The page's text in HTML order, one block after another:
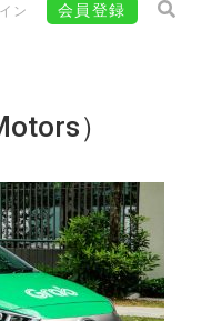
ン 会員登録
）